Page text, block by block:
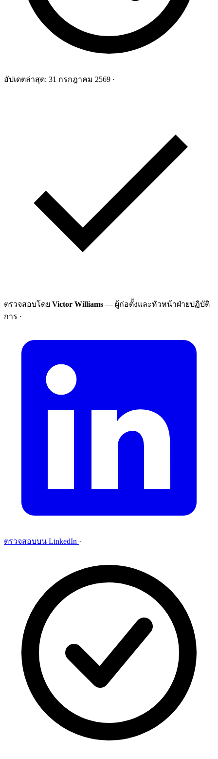
อัปเดตล่าสุด: 31 กรกฎาคม 2569 ·
ตรวจสอบโดย Victor Williams — ผู้ก่อตั้งและหัวหน้าฝ่ายปฏิบัติ
การ ·
ตรวจสอบบน LinkedIn ·